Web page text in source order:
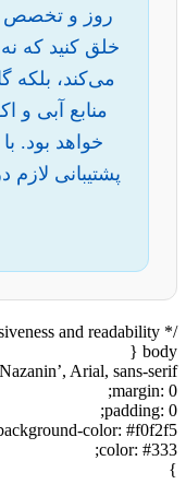
روز و تخصص
خلق کنید که
می‌کند، بلکه
منابع آبی و
خواهد بود.
پشتیبانی
/* Global styles for better responsiveness and readability */
body {
Arial, sans-serif;
margin: 0;
padding: 0;
color: #f0f2f5;
color: #333;
}